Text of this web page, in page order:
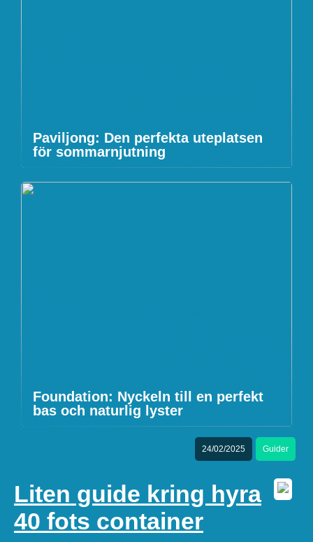
Paviljong: Den perfekta uteplatsen
för sommarnjutning
Foundation: Nyckeln till en perfekt
bas och naturlig lyster
24/02/2025 Guider
Liten guide kring hyra
40 fots container